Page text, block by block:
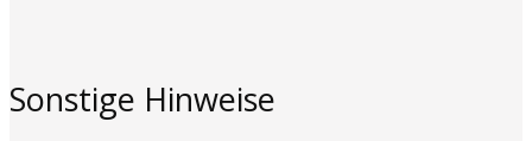
Sonstige Hinweise